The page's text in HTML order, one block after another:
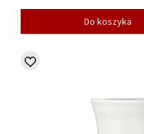
Do koszyka